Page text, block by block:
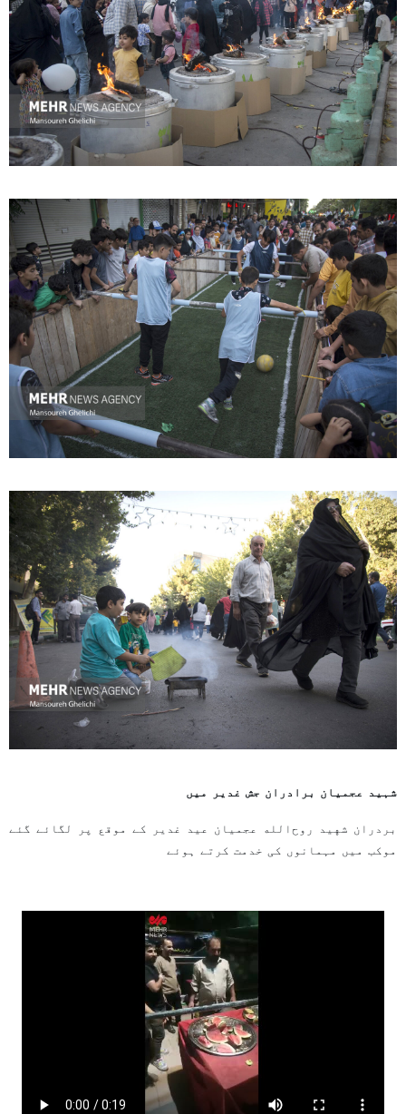
شہید عجمیان برادران جش غدیر میں
بردران شهید روح‌الله عجمیان عید غدیر کے موقع پر لگائے گئے
موکب میں مہمانوں کی خدمت کرتے ہوئے